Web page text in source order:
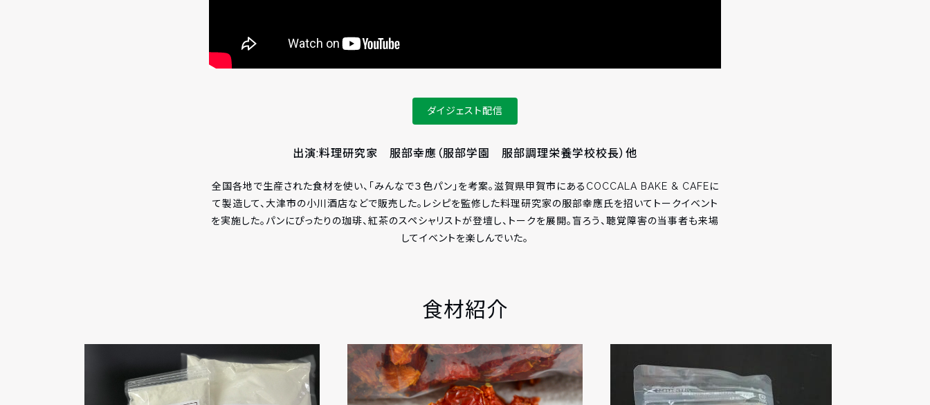
ダイジェスト配信
出演:料理研究家 服部幸應（服部学園 服部調理栄養学校校長）他
全国各地で生産された食材を使い、「みんなで３色パン」を考案。滋賀県甲賀市にあるCOCCALA BAKE & CAFEに
て製造して、大津市の小川酒店などで販売した。レシピを監修した料理研究家の服部幸應氏を招いてトークイベント
を実施した。パンにぴったりの珈琲、紅茶のスペシャリストが登壇し、トークを展開。盲ろう、聴覚障害の当事者も来場
してイベントを楽しんでいた。
食材紹介